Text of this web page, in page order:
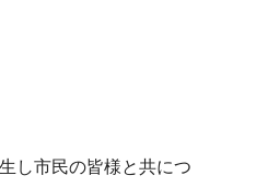
し市民の皆様と共につ